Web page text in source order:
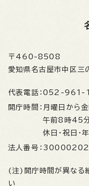
〒460-8508
愛知県名古屋市中区三
代表電話： 052-961-
開庁時間： 月曜日から
午前8時45
休日・祝日・
法人番号：
(注)開庁時間が異なる
い